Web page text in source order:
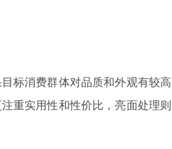
标消费群体对品质和外观有较高
重实用性和性价比，亮面处理则